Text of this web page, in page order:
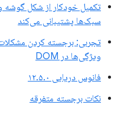
تکمیل خودکار از شکل
سبک‌ها پشتیبانی می‌کند
تجربی: برجسته کردن
ویژگی‌ها در DOM
فانوس دریایی ۱۲.۵.۰
نکات برجسته متفرقه